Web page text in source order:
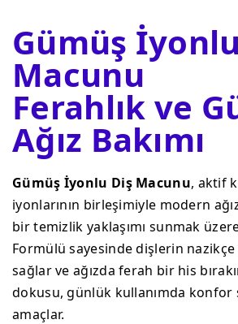
Gümüş
Macunu
Ferahlık ve
Ağız Bakımı
Gümüş İyonlu Diş Macunu, aktif
iyonlarının birleşimiyle modern
bir temizlik yaklaşımı sunmak
Formülü sayesinde dişlerin nazikçe
sağlar ve ağızda ferah bir his
dokusu, günlük kullanımda konfor
amaçlar.